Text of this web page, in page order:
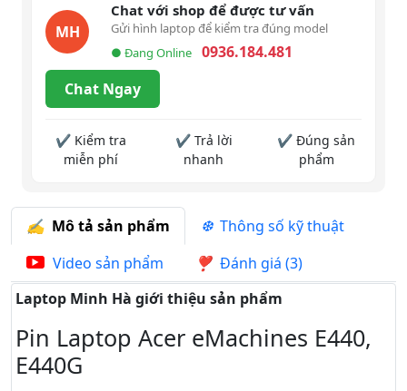
MH
Chat với shop để được tư vấn
Gửi hình laptop để kiểm tra đúng model
● Đang Online
0936.184.481
Chat Ngay
✔ Kiểm tra
miễn phí
✔ Trả lời
nhanh
✔ Đúng sản
phẩm
Mô tả sản phẩm
Thông số kỹ thuật
Video sản phẩm
Đánh giá (3)
Laptop Minh Hà giới thiệu sản phẩm
Pin Laptop Acer eMachines E440,
E440G